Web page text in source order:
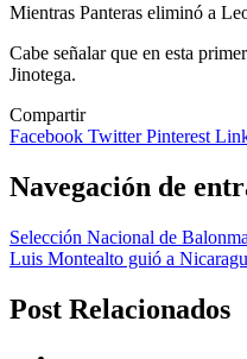
Mientras Panteras eliminó a
Cabe señalar que en esta
Jinotega.
Compartir
Facebook TwitterPinterest
Navegación de
Selección Nacional de
Luis Montealto guió a
Post Relacionados